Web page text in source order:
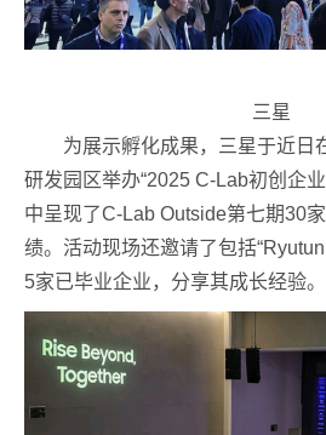
三星
为展示孵化成果，三星于近日
研发园区举办“2025 C-Lab初创企
中呈现了C-Lab Outside第七期30
绩。活动现场还邀请了包括
5家已毕业企业，分享其成长经验。